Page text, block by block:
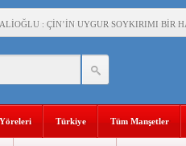
: ÇİN’İN UYGUR SOYKIRIMI BİR
SİSTEMATİK POSTMODERN BİR
: DOĞU TÜRKİSTAN BİZİM KIRMIZI
DOĞU TÜRKİSTAN
AKADEMİSİ BAŞKANI’NA
Türkiye Tüm Manşetler